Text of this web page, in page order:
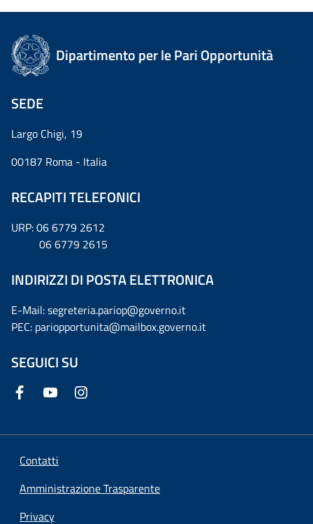
Dipartimento per le Pari Opportunità
SEDE
Largo Chigi, 19
00187 Roma - Italia
RECAPITI TELEFONICI
URP: 06 6779 2612
06 6779 2615
INDIRIZZI DI POSTA ELETTRONICA
E-Mail: segreteria.pariop@governo.it
PEC: pariopportunita@mailbox.governo.it
SEGUICI SU
Contatti
Amministrazione Trasparente
Privacy